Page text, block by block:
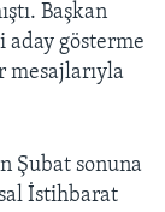
Başkan
aday gösterme
mesajlarıyla
Şubat sonuna
İstihbarat